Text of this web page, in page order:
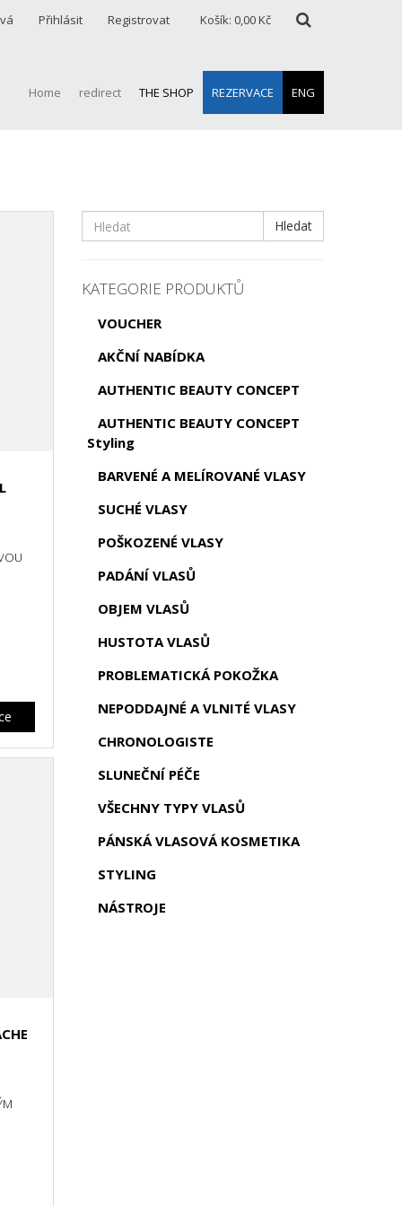
Přihlásit Registrovat Košík: 0,00 Kč
Home redirect THE SHOP REZERVACE ENG
Hledat
KATEGORIE PRODUKTŮ
VOUCHER
AKČNÍ NABÍDKA
AUTHENTIC BEAUTY CONCEPT
AUTHENTIC BEAUTY CONCEPT
Styling
BARVENÉ A MELÍROVANÉ VLASY
SUCHÉ VLASY
POŠKOZENÉ VLASY
PADÁNÍ VLASŮ
OBJEM VLASŮ
HUSTOTA VLASŮ
PROBLEMATICKÁ POKOŽKA
NEPODDAJNÉ A VLNITÉ VLASY
CHRONOLOGISTE
SLUNEČNÍ PÉČE
VŠECHNY TYPY VLASŮ
PÁNSKÁ VLASOVÁ KOSMETIKA
STYLING
NÁSTROJE